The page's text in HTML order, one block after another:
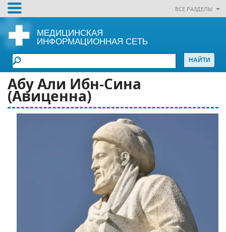
ВСЕ РАЗДЕЛЫ
МЕДИЦИНСКАЯ
ИНФОРМАЦИОННАЯ СЕТЬ
Абу Али Ибн-Сина
(Авиценна)